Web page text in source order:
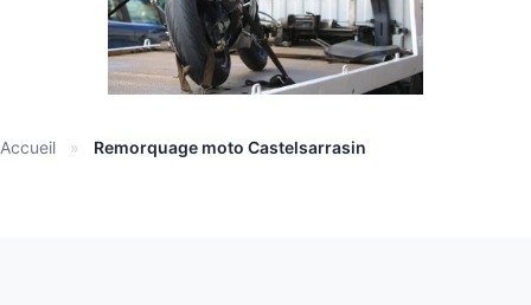
Accueil » Remorquage moto Castelsarrasin